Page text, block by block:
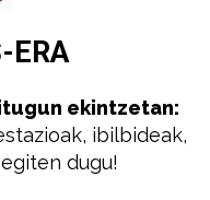
ERA
ekintzetan:
ibilbideak,
dugu!